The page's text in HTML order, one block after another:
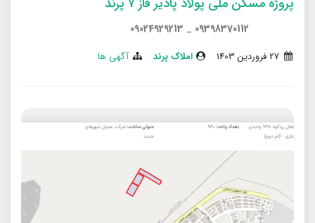
09398370112
_
09024929213
املاک پرند آگهی ها